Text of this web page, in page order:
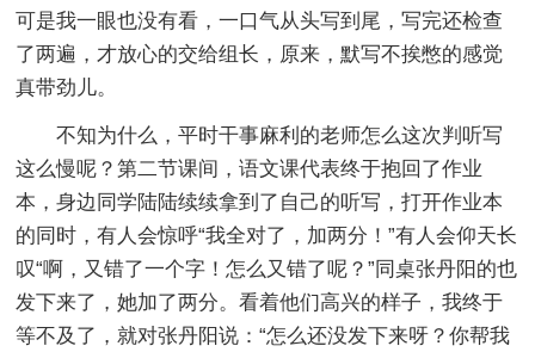
可是我一眼也没有看，一口气从头写到尾，写完还检查
了两遍，才放心的交给组长，原来，默写不挨憋的感觉
真带劲儿。
不知为什么，平时干事麻利的老师怎么这次判听写
这么慢呢？第二节课间，语文课代表终于抱回了作业
本，身边同学陆陆续续拿到了自己的听写，打开作业本
的同时，有人会惊呼“我全对了，加两分！”有人会仰天长
叹“啊，又错了一个字！怎么又错了呢？”同桌张丹阳的也
发下来了，她加了两分。看着他们高兴的样子，我终于
等不及了，就对张丹阳说：“怎么还没发下来呀？你帮我